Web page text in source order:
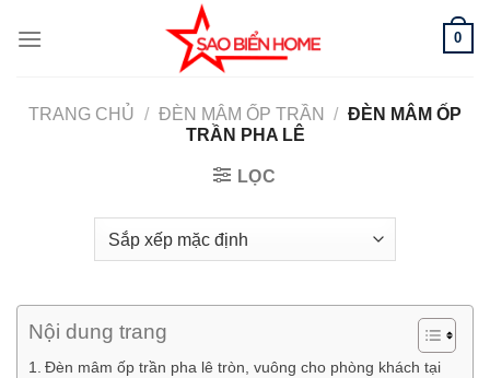
qua
0
TRANG CHỦ / ĐÈN MÂM ỐP TRẦN / ĐÈN MÂM ỐP
TRẦN PHA LÊ
LỌC
Nội dung trang
Đèn mâm ốp trần pha lê tròn, vuông cho phòng khách tại